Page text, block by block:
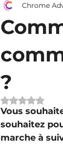
- Conditions -
?
Chrome
Noté NaN
Vous
souhaitez
marche à